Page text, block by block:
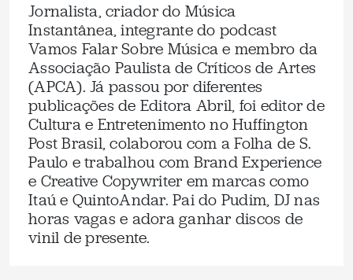
Jornalista, criador do Música
Instantânea, integrante do podcast
Vamos Falar Sobre Música e membro da
Associação Paulista de Críticos de Artes
(APCA). Já passou por diferentes
publicações de Editora Abril, foi editor de
Cultura e Entretenimento no Huffington
Post Brasil, colaborou com a Folha de S.
Paulo e trabalhou com Brand Experience
e Creative Copywriter em marcas como
Itaú e QuintoAndar. Pai do Pudim, DJ nas
horas vagas e adora ganhar discos de
vinil de presente.